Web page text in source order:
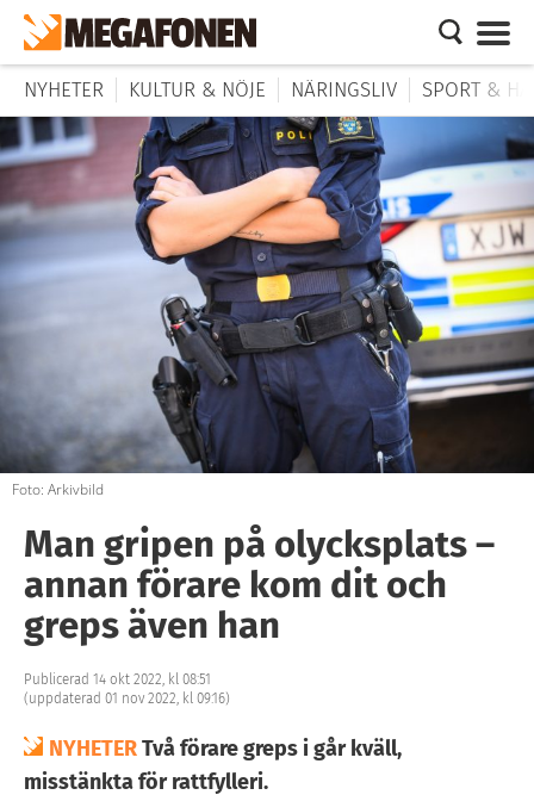
NYHETER KULTUR & NÖJE NÄRINGSLIV SPORT &
Foto: Arkivbild
Man gripen på olycksplats –
annan förare kom dit och
greps även han
Publicerad 14 okt 2022, kl 08:51
(uppdaterad 01 nov 2022, kl 09:16)
NYHETERTvå förare greps i går kväll,
misstänkta för rattfylleri.